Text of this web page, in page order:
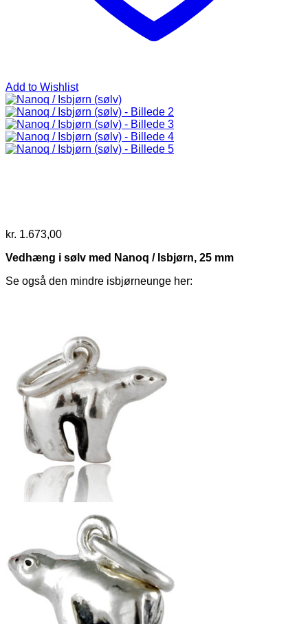
Add to Wishlist
kr. 1.673,00
Vedhæng i sølv med Nanoq / Isbjørn, 25 mm
Se også den mindre isbjørneunge her: